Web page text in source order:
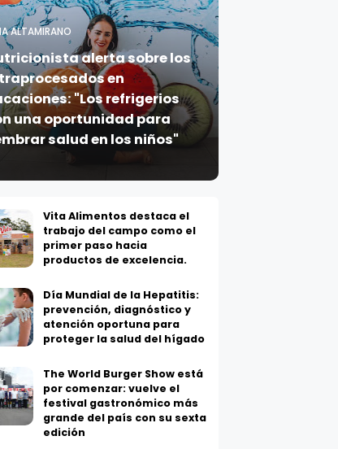
ALTAMIRANO
alerta sobre los
en
"Los refrigerios
una oportunidad para
salud en los niños"
Vita Alimentos destaca el
trabajo del campo como el
primer paso hacia
productos de excelencia.
Día Mundial de la Hepatitis:
prevención, diagnóstico y
atención oportuna para
proteger la salud del hígado
The World Burger Show está
por comenzar: vuelve el
festival gastronómico más
grande del país con su sexta
edición